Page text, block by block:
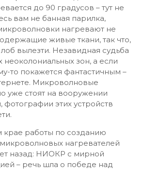
до 90 градусов – тут не
вам не банная парилка,
нагревают не
живые ткани, так что,
лоб вылезти. Незавидная судьба
зон, а если
то покажется фантастичным –
Микроволновые
уже стоят на вооружении
этих устройств
крае работы по созданию
нагревателей
назад: НИОКР с мирной
– речь шла о победе над